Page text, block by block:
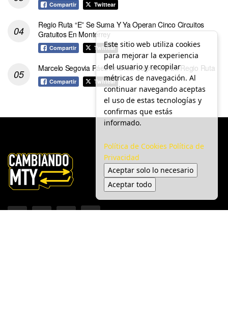
Compartir Twittear
Regio Ruta “E” Se Suma Y Ya Operan Cinco Circuitos
Gratuitos En Monterrey
Compartir Twittear
Marcelo Segovia Páez Anuncia Logros De La Regio Ruta
Compartir Twittear
Este sitio web utiliza cookies
para mejorar la experiencia
del usuario y recopilar
métricas de navegación. Al
continuar navegando aceptas
el uso de estas tecnologías y
confirmas que estás
informado.
Política de Cookies Política de
Privacidad
Aceptar solo lo necesario
Aceptar todo